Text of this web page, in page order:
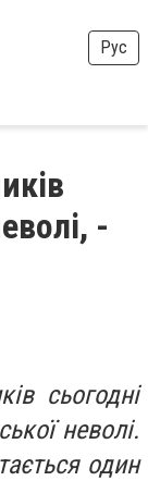
Рус
-
сьогодні
неволі.
один